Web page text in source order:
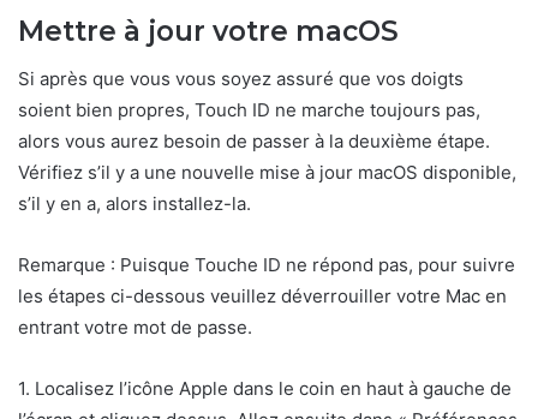
Mettre à jour votre macOS
Si après que vous vous soyez assuré que vos doigts
soient bien propres, Touch ID ne marche toujours pas,
alors vous aurez besoin de passer à la deuxième étape.
Vérifiez s’il y a une nouvelle mise à jour macOS disponible,
s’il y en a, alors installez-la.
Remarque : Puisque Touche ID ne répond pas, pour suivre
les étapes ci-dessous veuillez déverrouiller votre Mac en
entrant votre mot de passe.
1. Localisez l’icône Apple dans le coin en haut à gauche de